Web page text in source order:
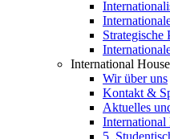
Strategische
International House
Wir über uns
Kontakt &
Aktuelles
International
5.